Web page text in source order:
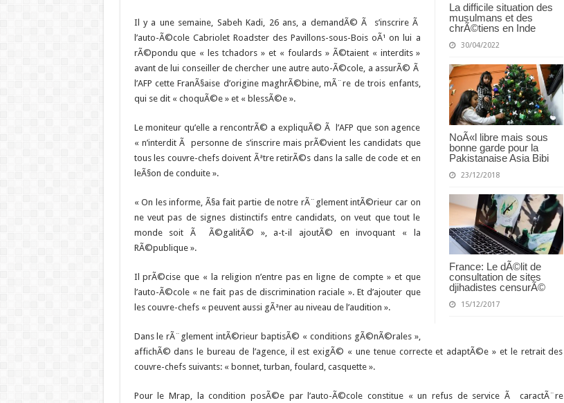
La difficile situation des
musulmans et des
chrÃ©tiens en Inde
30/04/2022
NoÃ«l libre mais sous
bonne garde pour la
Pakistanaise Asia Bibi
23/12/2018
France: Le dÃ©lit de
consultation de sites
djihadistes censurÃ©
15/12/2017
Il y a une semaine, Sabeh Kadi, 26 ans, a demandÃ© Ã s’inscrire Ã
l’auto-Ã©cole Cabriolet Roadster des Pavillons-sous-Bois oÃ¹ on lui a
rÃ©pondu que « les tchadors » et « foulards » Ã©taient « interdits »
avant de lui conseiller de chercher une autre auto-Ã©cole, a assurÃ© Ã
l’AFP cette FranÃ§aise d’origine maghrÃ©bine, mÃ¨re de trois enfants,
qui se dit « choquÃ©e » et « blessÃ©e ».
Le moniteur qu’elle a rencontrÃ© a expliquÃ© Ã l’AFP que son agence
« n’interdit Ã personne de s’inscrire mais prÃ©vient les candidats que
tous les couvre-chefs doivent Ãªtre retirÃ©s dans la salle de code et en
leÃ§on de conduite ».
« On les informe, Ã§a fait partie de notre rÃ¨glement intÃ©rieur car on
ne veut pas de signes distinctifs entre candidats, on veut que tout le
monde soit Ã Ã©galitÃ© », a-t-il ajoutÃ© en invoquant « la
RÃ©publique ».
Il prÃ©cise que « la religion n’entre pas en ligne de compte » et que
l’auto-Ã©cole « ne fait pas de discrimination raciale ». Et d’ajouter que
les couvre-chefs « peuvent aussi gÃªner au niveau de l’audition ».
Dans le rÃ¨glement intÃ©rieur baptisÃ© « conditions gÃ©nÃ©rales »,
affichÃ© dans le bureau de l’agence, il est exigÃ© « une tenue correcte et adaptÃ©e » et le retrait des
couvre-chefs suivants: « bonnet, turban, foulard, casquette ».
Pour le Mrap, la condition posÃ©e par l’auto-Ã©cole constitue « un refus de service Ã caractÃ¨re